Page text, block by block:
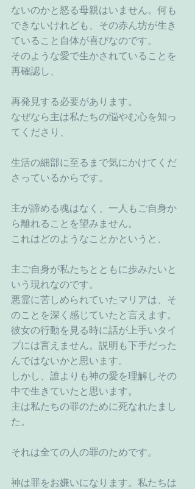
ないのかと怒る母親はいません。何も
できないけれども、その赤ん坊が生き
ていること自体が喜びなのです。
そのような愛で生かされていることを
再確認し、
再発見する必要があります。
なぜなら主は私たちの悩やむ心を知っ
てくださり、
生活の細部に至るまで気にかけてくだ
さっているからです。
主が諦める魂はなく、一人もご自身か
ら離れることを望みません。
これはどのようなことかというと、
主ご自身が私たちとともに歩みたいと
いう現れなのです。
悪霊に苦しめられていたマリアは、そ
のことを深く感じていたと言えます。
彼女の行動を見る時に話が上手いタイ
プには言えません。説明も下手だった
んではないかと思います。
しかし、誰よりも神の愛を理解しその
中で生きていたと思います。
主は私たちの罪のために死なれたまし
た。
それは全ての人の罪のためです。
神は罪をお嫌いになります。私たちは